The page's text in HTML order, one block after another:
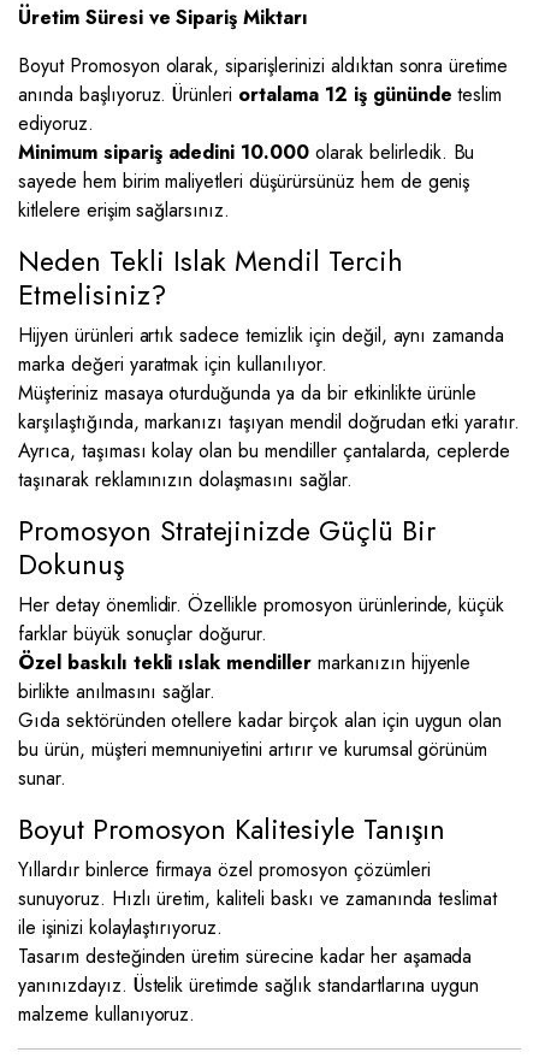
Üretim Süresi ve Sipariş Miktarı
Boyut Promosyon olarak, siparişlerinizi aldıktan sonra üretime
anında başlıyoruz. Ürünleri ortalama 12 iş gününde teslim
ediyoruz.
Minimum sipariş adedini 10.000 olarak belirledik. Bu
sayede hem birim maliyetleri düşürürsünüz hem de geniş
kitlelere erişim sağlarsınız.
Neden Tekli Islak Mendil Tercih
Etmelisiniz?
Hijyen ürünleri artık sadece temizlik için değil, aynı zamanda
marka değeri yaratmak için kullanılıyor.
Müşteriniz masaya oturduğunda ya da bir etkinlikte ürünle
karşılaştığında, markanızı taşıyan mendil doğrudan etki yaratır.
Ayrıca, taşıması kolay olan bu mendiller çantalarda, ceplerde
taşınarak reklamınızın dolaşmasını sağlar.
Promosyon Stratejinizde Güçlü Bir
Dokunuş
Her detay önemlidir. Özellikle promosyon ürünlerinde, küçük
farklar büyük sonuçlar doğurur.
Özel baskılı tekli ıslak mendillermarkanızın hijyenle
birlikte anılmasını sağlar.
Gıda sektöründen otellere kadar birçok alan için uygun olan
bu ürün, müşteri memnuniyetini artırır ve kurumsal görünüm
sunar.
Boyut Promosyon Kalitesiyle Tanışın
Yıllardır binlerce firmaya özel promosyon çözümleri
sunuyoruz. Hızlı üretim, kaliteli baskı ve zamanında teslimat
ile işinizi kolaylaştırıyoruz.
Tasarım desteğinden üretim sürecine kadar her aşamada
yanınızdayız. Üstelik üretimde sağlık standartlarına uygun
malzeme kullanıyoruz.